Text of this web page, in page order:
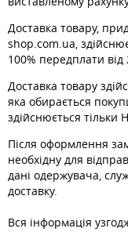
Доставка товару,
shop.com.ua,
100% передплати від
Доставка товару
яка обирається
здійснюється
Після оформлення
необхідну для
дані одержувача,
доставку.
Вся інформація